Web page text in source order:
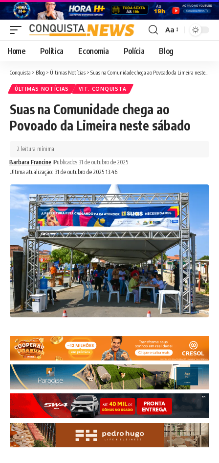
Font
Resizer
Aa
Home Política Economia Polícia Blog
Conquista > Blog > Últimas Notícias > Suas na Comunidade chega ao Povoado da Limeira neste sábado
ÚLTIMAS NOTÍCIAS VIT. CONQUISTA
Suas na Comunidade chega ao
Povoado da Limeira neste sábado
Ultima atualização: 31 de outubro de 2025 13:46
Barbara Francine Publicados 31 de outubro de 2025
2 leitura mínima